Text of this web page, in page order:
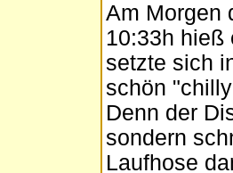
Am Morgen
10:33h hieß
setzte sich
schön
Denn der
sondern
Laufhose